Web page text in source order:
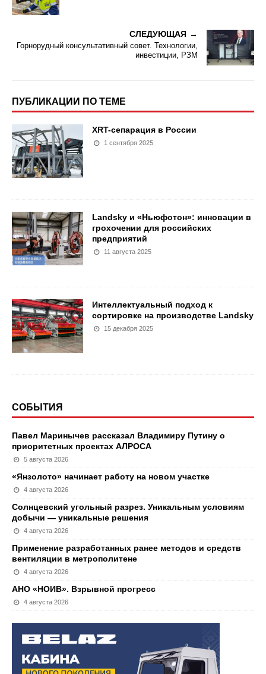
СЛЕДУЮЩАЯ
Горнорудный консультативный совет. Технологии,
инвестиции, РЗМ
ПУБЛИКАЦИИ ПО ТЕМЕ
XRT-сепарация в России
1 сентября 2025
Landsky и «Ньюфотон»: инновации в
грохочении для российских
предприятий
11 августа 2025
Интеллектуальный подход к
сортировке на производстве Landsky
15 декабря 2025
СОБЫТИЯ
Павел Маринычев рассказал Владимиру Путину о
приоритетных проектах АЛРОСА
5 августа 2026
«Янзолото» начинает работу на новом участке
4 августа 2026
Солнцевский угольный разрез. Уникальным условиям
добычи — уникальные решения
4 августа 2026
Применение разработанных ранее методов и средств
вентиляции в метрополитене
4 августа 2026
АНО «НОИВ». Взрывной прогресс
4 августа 2026